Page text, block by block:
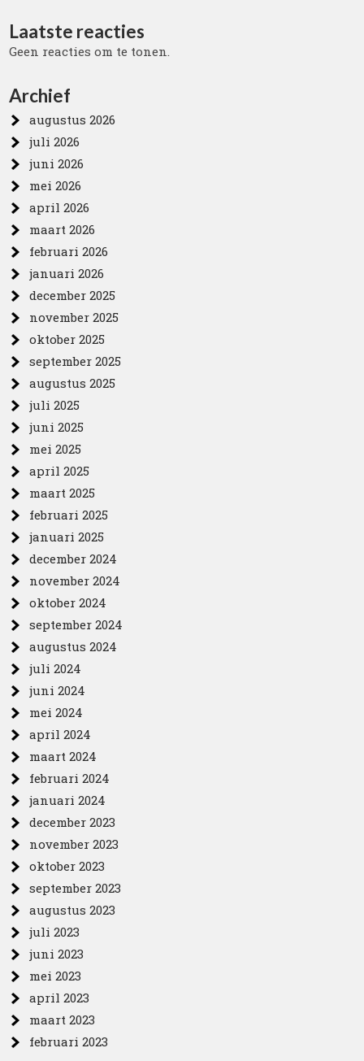
Laatste reacties
Geen reacties om te tonen.
Archief
augustus 2026
juli 2026
juni 2026
mei 2026
april 2026
maart 2026
februari 2026
januari 2026
december 2025
november 2025
oktober 2025
september 2025
augustus 2025
juli 2025
juni 2025
mei 2025
april 2025
maart 2025
februari 2025
januari 2025
december 2024
november 2024
oktober 2024
september 2024
augustus 2024
juli 2024
juni 2024
mei 2024
april 2024
maart 2024
februari 2024
januari 2024
december 2023
november 2023
oktober 2023
september 2023
augustus 2023
juli 2023
juni 2023
mei 2023
april 2023
maart 2023
februari 2023